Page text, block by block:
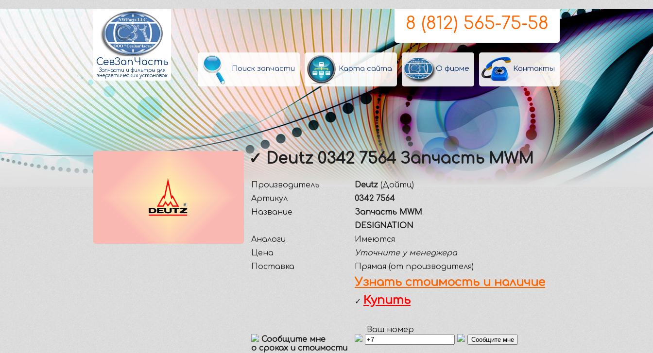
СевЗапЧасть
Запчасти и фильтры для
энергетических установок
8 (812) 565-75-58
Поиск запчасти Карта сайта О фирме Контакты
✓ Deutz 0342 7564 Запчасть MWM
Производитель Deutz (Дойтц)
Артикул
0342 7564
Название
Запчасть MWM
DESIGNATION
Аналоги
Имеются
Цена
Уточните у менеджера
Поставка
Прямая (от производителя)
Узнать стоимость и наличие
✓ Купить
Сообщите мне
о сроках и стоимости
Ваш номер